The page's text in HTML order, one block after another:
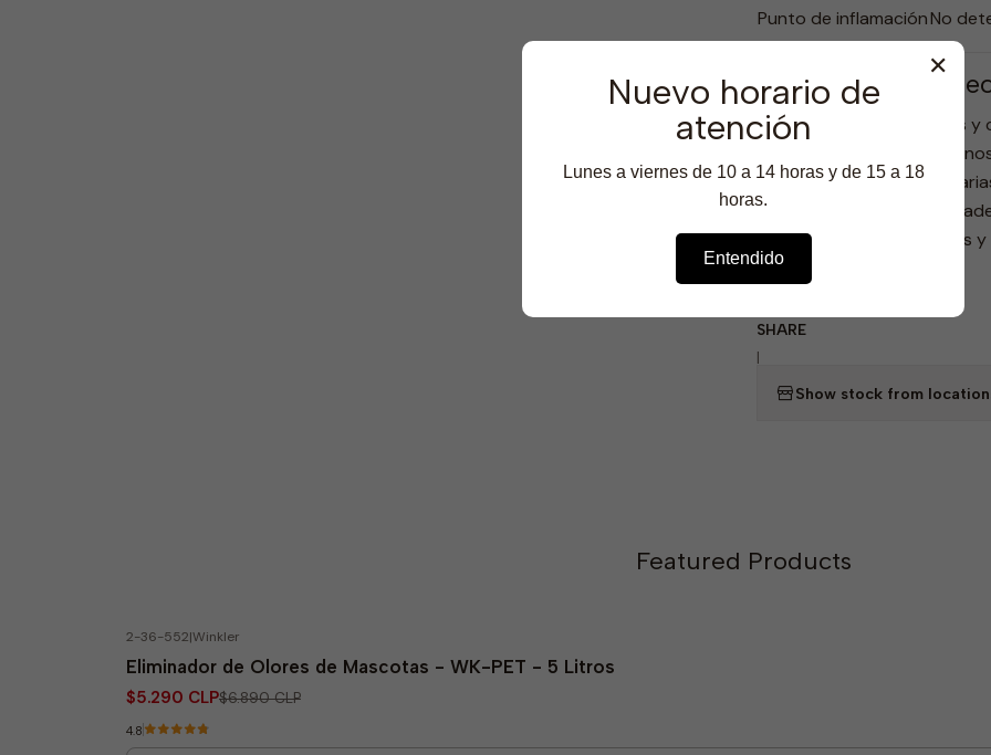
Punto de inflamaciónNo
📦 Aplicaciones
🏥 Clínicas, hospitales
🍽️ Restaurantes,
🏭 Industrias
🏫 Colegios,
🧼 Oficinas, comercios
SHARE
|
Show stock from
Featured Products
2-36-552|Winkler
Eliminador de Olores de Mascotas - WK-PET - 5 Litros
$5.290 CLP$6.890 CLP
4.8
✕
Nuevo horario de
atención
Lunes a viernes de 10 a 14 horas y de 15 a 18
horas.
Entendido